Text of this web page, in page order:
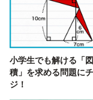
小学生でも解ける「
積」を求める問題に
ジ！